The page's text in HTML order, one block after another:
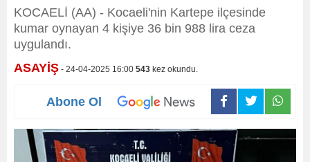
KOCAELİ (AA) - Kocaeli'nin Kartepe ilçesinde
kumar oynayan 4 kişiye 36 bin 988 lira ceza
uygulandı.
ASAYİŞ - 24-04-2025 16:00 543 kez okundu.
Abone Ol